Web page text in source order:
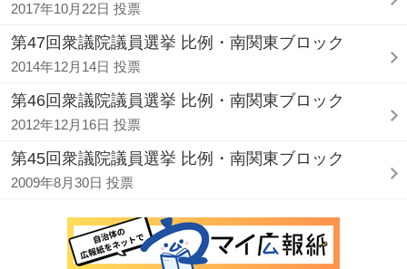
2017年10月22日 投票
第47回衆議院議員選挙 比例・南関東ブロック
2014年12月14日 投票
第46回衆議院議員選挙 比例・南関東ブロック
2012年12月16日 投票
第45回衆議院議員選挙 比例・南関東ブロック
2009年8月30日 投票